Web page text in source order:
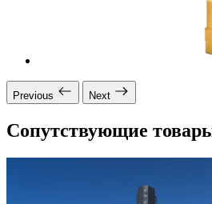
Previous Next
Сопутствующие